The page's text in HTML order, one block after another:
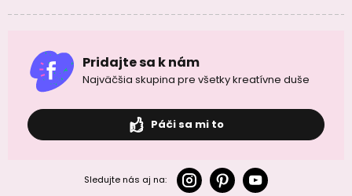
Pridajte sa k nám
Najväčšia skupina pre všetky kreatívne duše
Páči sa mi to
Sledujte nás aj na: